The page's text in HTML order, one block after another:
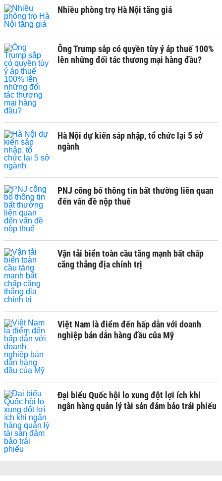
Nhiều phòng trọ Hà Nội tăng giá
Ông Trump sắp có quyền tùy ý áp thuế 100%
lên những đối tác thương mại hàng đầu?
Hà Nội dự kiến sáp nhập, tổ chức lại 5 sở
ngành
PNJ công bố thông tin bất thường liên quan
đến vấn đề nộp thuế
Vận tải biển toàn cầu tăng mạnh bất chấp
căng thẳng địa chính trị
Việt Nam là điểm đến hấp dẫn với doanh
nghiệp bán dẫn hàng đầu của Mỹ
Đại biểu Quốc hội lo xung đột lợi ích khi
ngân hàng quản lý tài sản đảm bảo trái phiếu